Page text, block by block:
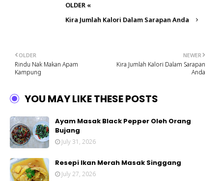
OLDER «
Kira Jumlah Kalori Dalam Sarapan Anda
NEWER
Kira Jumlah Kalori Dalam Sarapan
Anda
OLDER
Rindu Nak Makan Apam
Kampung
YOU MAY LIKE THESE POSTS
Ayam Masak Black Pepper Oleh Orang
Bujang
July 31, 2026
Resepi Ikan Merah Masak Singgang
July 27, 2026